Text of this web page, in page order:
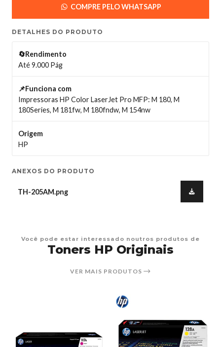
COMPRE PELO WHATSAPP
DETALHES DO PRODUTO
🔄Rendimento
Até 9.000 Pág
📌Funciona com
Impressoras HP Color LaserJet Pro MFP: M 180, M
180Series, M 181fw, M 180fndw, M 154nw
Origem
HP
ANEXOS DO PRODUTO
TH-205AM.png
Você pode estar interessado noutros produtos de
Toners HP Originais
VER MAIS PRODUTOS